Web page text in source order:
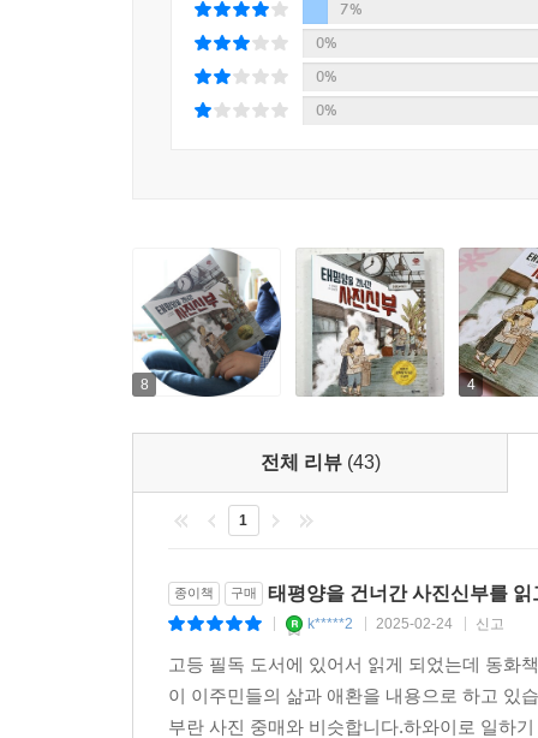
7%
0%
0%
0%
8 4
전체 리뷰 (43)
1
종이책 구매 태평양을 건너간 사진신부를 읽
k*****2 2025-02-24 신고
고등 필독 도서에 있어서 읽게 되었는데 동화
이 이주민들의 삶과 애환을 내용으로 하고 있
부란 사진 중매와 비슷합니다.하와이로 일하